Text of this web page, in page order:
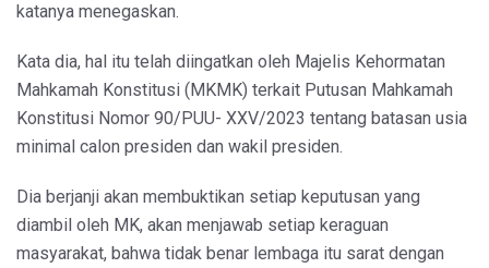
katanya menegaskan.
Kata dia, hal itu telah diingatkan oleh Majelis Kehormatan
Mahkamah Konstitusi (MKMK) terkait Putusan Mahkamah
Konstitusi Nomor 90/PUU- XXV/2023 tentang batasan usia
minimal calon presiden dan wakil presiden.
Dia berjanji akan membuktikan setiap keputusan yang
diambil oleh MK, akan menjawab setiap keraguan
masyarakat, bahwa tidak benar lembaga itu sarat dengan